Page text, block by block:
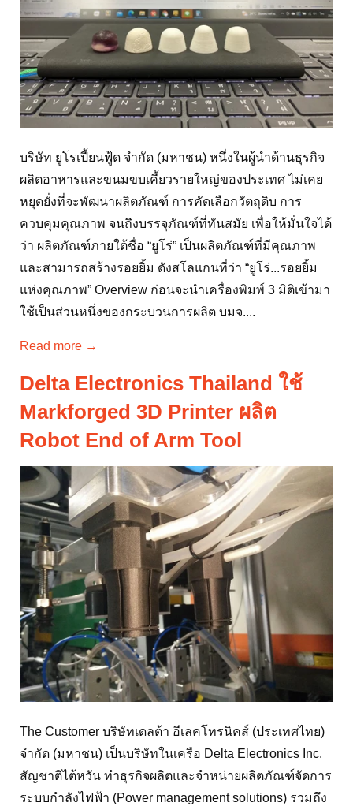
บริษัท ยูโรเปี้ยนฟู้ด จำกัด (มหาชน) หนึ่งในผู้นำด้านธุรกิจ
ผลิตอาหารและขนมขบเคี้ยวรายใหญ่ของประเทศ ไม่เคย
หยุดยั่งที่จะพัฒนาผลิตภัณฑ์ การคัดเลือกวัตถุดิบ การ
ควบคุมคุณภาพ จนถึงบรรจุภัณฑ์ที่ทันสมัย เพื่อให้มั่นใจได้
ว่า ผลิตภัณฑ์ภายใต้ชื่อ “ยูโร่” เป็นผลิตภัณฑ์ที่มีคุณภาพ
และสามารถสร้างรอยยิ้ม ดังสโลแกนที่ว่า “ยูโร่...รอยยิ้ม
Read more →
Delta Electronics Thailand ใช้
Robot End of Arm Tool
The Customer บริษัทเดลต้า อีเลคโทรนิคส์ (ประเทศไทย)
จำกัด (มหาชน) เป็นบริษัทในเครือ Delta Electronics Inc.